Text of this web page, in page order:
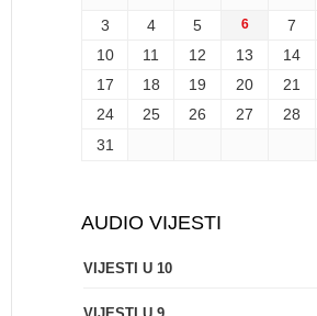
3
4 5 6 7
10
11 12 13 14
17
18 19 20 21
24
25 26 27 28
31
AUDIO VIJESTI
VIJESTI U 10